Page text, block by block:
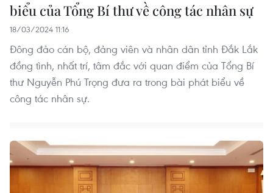
biểu của Tổng Bí thư về công tác nhân sự
18/03/2024 11:16
Đông đảo cán bộ, đảng viên và nhân dân tỉnh Đắk Lắk
đồng tình, nhất trí, tâm đắc với quan điểm của Tổng Bí
thư Nguyễn Phú Trọng đưa ra trong bài phát biểu về
công tác nhân sự.